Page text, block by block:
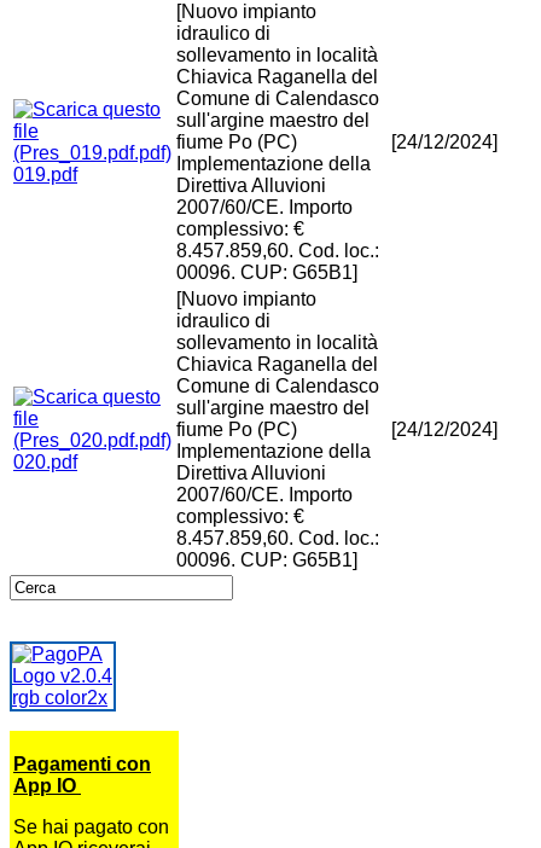
019.pdf
[Nuovo impianto
idraulico di
sollevamento in località
Chiavica Raganella del
Comune di Calendasco
sull'argine maestro del
fiume Po (PC)
Implementazione della
Direttiva Alluvioni
2007/60/CE. Importo
complessivo: €
8.457.859,60. Cod. loc.:
00096. CUP: G65B1]
[24/12/2024]
020.pdf
[Nuovo impianto
idraulico di
sollevamento in località
Chiavica Raganella del
Comune di Calendasco
sull'argine maestro del
fiume Po (PC)
Implementazione della
Direttiva Alluvioni
2007/60/CE. Importo
complessivo: €
8.457.859,60. Cod. loc.:
00096. CUP: G65B1]
[24/12/2024]
Pagamenti con
App IO
Se hai pagato con